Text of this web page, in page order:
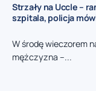
Strzały na Uccle –
szpitala, policja
W środę wieczorem
mężczyzna –...